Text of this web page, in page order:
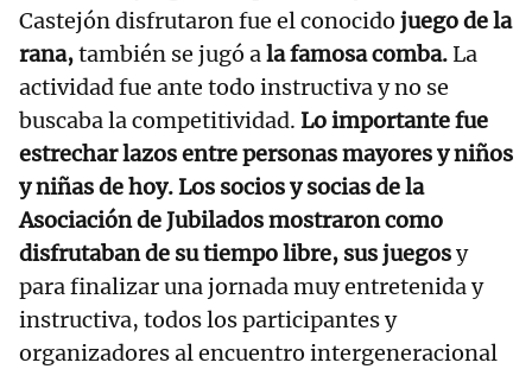
Castejón disfrutaron fue el conocido juego de la
rana,también se jugó ala famosa comba.La
actividad fue ante todo instructiva y no se
buscaba la competitividad. Lo importante fue
estrechar lazos entre personas mayores y niños
y niñas de hoy. Los socios y socias de la
Asociación de Jubilados mostraron como
disfrutaban de su tiempo libre, sus juegosy
para finalizar una jornada muy entretenida y
instructiva, todos los participantes y
organizadores al encuentro intergeneracional